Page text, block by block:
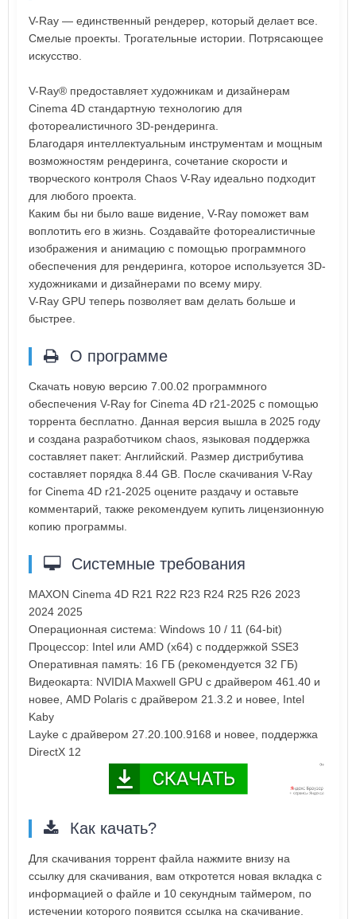
V-Ray — единственный рендерер, который делает все.
Смелые проекты. Трогательные истории. Потрясающее
искусство.
V-Ray® предоставляет художникам и дизайнерам
Cinema 4D стандартную технологию для
фотореалистичного 3D-рендеринга.
Благодаря интеллектуальным инструментам и мощным
возможностям рендеринга, сочетание скорости и
творческого контроля Chaos V-Ray идеально подходит
для любого проекта.
Каким бы ни было ваше видение, V-Ray поможет вам
воплотить его в жизнь. Создавайте фотореалистичные
изображения и анимацию с помощью программного
обеспечения для рендеринга, которое используется 3D-
художниками и дизайнерами по всему миру.
V-Ray GPU теперь позволяет вам делать больше и
быстрее.
О программе
Скачать новую версию 7.00.02 программного
обеспечения V-Ray for Cinema 4D r21-2025 с помощью
торрента бесплатно. Данная версия вышла в 2025 году
и создана разработчиком chaos, языковая поддержка
составляет пакет: Английский. Размер дистрибутива
составляет порядка 8.44 GB. После скачивания V-Ray
for Cinema 4D r21-2025 оцените раздачу и оставьте
комментарий, также рекомендуем купить лицензионную
копию программы.
Системные требования
MAXON Cinema 4D R21 R22 R23 R24 R25 R26 2023
2024 2025
Операционная система: Windows 10 / 11 (64-bit)
Процессор: Intel или AMD (x64) с поддержкой SSE3
Оперативная память: 16 ГБ (рекомендуется 32 ГБ)
Видеокарта: NVIDIA Maxwell GPU с драйвером 461.40 и
новее, AMD Polaris с драйвером 21.3.2 и новее, Intel
Kaby
Layke с драйвером 27.20.100.9168 и новее, поддержка
DirectX 12
Как качать?
Для скачивания торрент файла нажмите внизу на
ссылку для скачивания, вам откротется новая вкладка с
информацией о файле и 10 секундным таймером, по
истечении которого появится ссылка на скачивание.